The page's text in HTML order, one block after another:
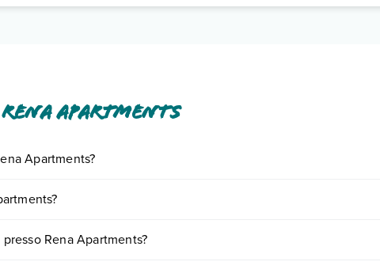
Apartments
Apartments?
Rena Apartments?